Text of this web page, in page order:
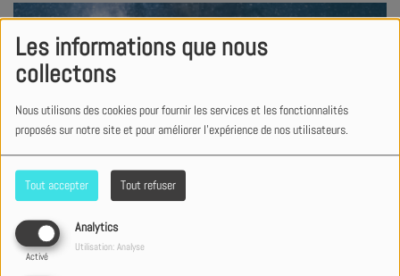
Les informations que nous
collectons
Nous utilisons des cookies pour fournir les services et les fonctionnalités
proposés sur notre site et pour améliorer l'expérience de nos utilisateurs.
Tout accepter Tout refuser
Analytics
Activé
Utilisation: Analyse
Sur la terre, comme au ciel… un album Deluxe signé Dan Luiten !